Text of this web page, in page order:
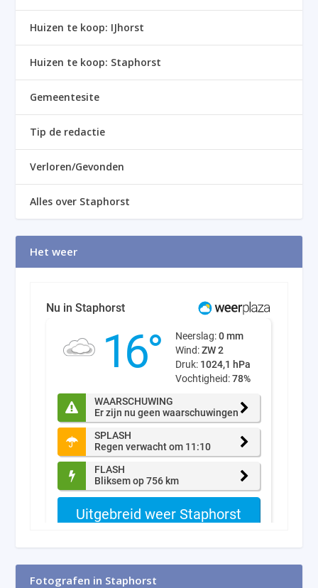
Huizen te koop: IJhorst
Huizen te koop: Staphorst
Gemeentesite
Tip de redactie
Verloren/Gevonden
Alles over Staphorst
Het weer
Fotografen in Staphorst